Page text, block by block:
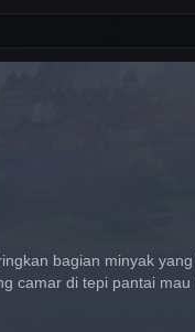
bagian minyak
camar di tepi pantai